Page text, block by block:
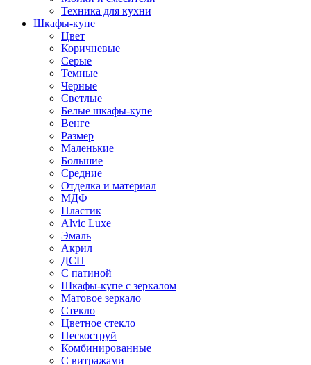
Техника для кухни
Шкафы-купе
Цвет
Коричневые
Серые
Темные
Черные
Светлые
Белые шкафы-купе
Венге
Размер
Маленькие
Большие
Средние
Отделка и материал
МДФ
Пластик
Alvic Luxe
Эмаль
Акрил
ДСП
С патиной
Шкафы-купе с зеркалом
Матовое зеркало
Стекло
Цветное стекло
Пескоструй
Комбинированные
С витражами